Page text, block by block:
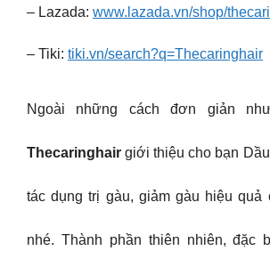
– Lazada: www.lazada.vn/shop/
– Tiki: tiki.vn/search?q=Thecaringhair
Ngoài những cách đơn giản
Thecaringhair giới thiệu cho bạn
tác dụng trị gàu, giảm gàu hiệu quả
nhé. Thành phần thiên nhiên, đặc